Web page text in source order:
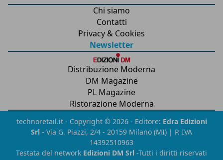
Chi siamo
Contatti
Privacy & Cookies
Newsletter
Distribuzione Moderna
DM Magazine
PL Magazine
Ristorazione Moderna
technoretail.it - Copyright © 2026 - Editore: Edra Edizioni
Srl - Via G. Piazzi, 2/4 - 20159 Milano (MI) | P. IVA
14392510963
Testata del network Edizioni DM Srl -Tutti i diritti riservati